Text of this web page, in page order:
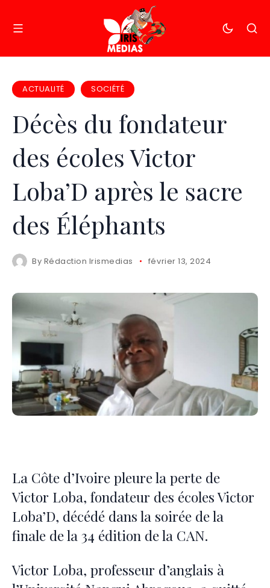
ACTUALITÉ SOCIÉTÉ
Décès du fondateur
des écoles Victor
Loba’D après le sacre
des Éléphants
By Rédaction Irismedias février 13, 2024
La Côte d’Ivoire pleure la perte de
Victor Loba, fondateur des écoles Victor
Loba’D, décédé dans la soirée de la
finale de la 34 édition de la CAN.
Victor Loba, professeur d’anglais à